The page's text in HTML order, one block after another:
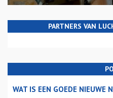
PARTNERS VAN
WAT IS EEN GOEDE NIEUWE